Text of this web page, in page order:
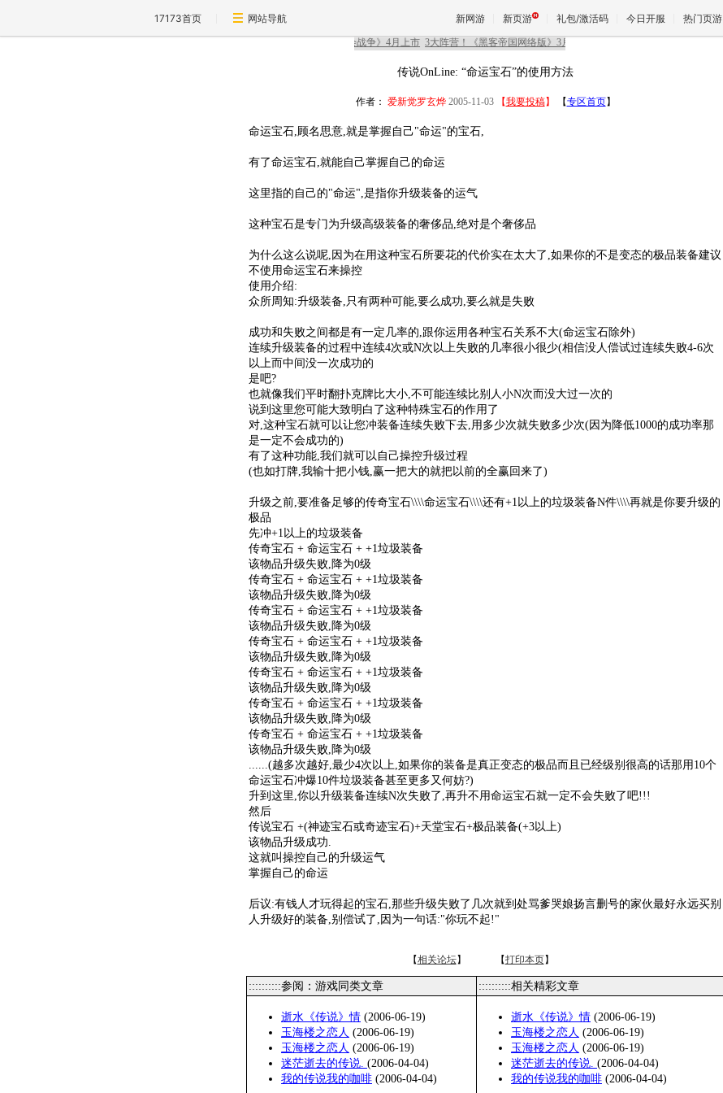
17173首页 网站导航 新网游 新页游 礼包/激活码 今日开服 热门页游
传说OnLine: “命运宝石”的使用方法
作者： 爱新觉罗玄烨 2005-11-03 【我要投稿】 【专区首页】
命运宝石,顾名思意,就是掌握自己"命运"的宝石,
有了命运宝石,就能自己掌握自己的命运
这里指的自己的"命运",是指你升级装备的运气
这种宝石是专门为升级高级装备的奢侈品,绝对是个奢侈品
为什么这么说呢,因为在用这种宝石所要花的代价实在太大了,如果你的不是变态的极品装备建议
不使用命运宝石来操控
使用介绍:
众所周知:升级装备,只有两种可能,要么成功,要么就是失败
成功和失败之间都是有一定几率的,跟你运用各种宝石关系不大(命运宝石除外)
连续升级装备的过程中连续4次或N次以上失败的几率很小很少(相信没人偿试过连续失败4-6次
以上而中间没一次成功的
是吧?
也就像我们平时翻扑克牌比大小,不可能连续比别人小N次而没大过一次的
说到这里您可能大致明白了这种特殊宝石的作用了
对,这种宝石就可以让您冲装备连续失败下去,用多少次就失败多少次(因为降低1000的成功率那
是一定不会成功的)
有了这种功能,我们就可以自己操控升级过程
(也如打牌,我输十把小钱,赢一把大的就把以前的全赢回来了)
升级之前,要准备足够的传奇宝石\\\\命运宝石\\\\还有+1以上的垃圾装备N件\\\\再就是你要升级的
极品
先冲+1以上的垃圾装备
传奇宝石 + 命运宝石 + +1垃圾装备
该物品升级失败,降为0级
传奇宝石 + 命运宝石 + +1垃圾装备
该物品升级失败,降为0级
传奇宝石 + 命运宝石 + +1垃圾装备
该物品升级失败,降为0级
传奇宝石 + 命运宝石 + +1垃圾装备
该物品升级失败,降为0级
传奇宝石 + 命运宝石 + +1垃圾装备
该物品升级失败,降为0级
传奇宝石 + 命运宝石 + +1垃圾装备
该物品升级失败,降为0级
传奇宝石 + 命运宝石 + +1垃圾装备
该物品升级失败,降为0级
......(越多次越好,最少4次以上,如果你的装备是真正变态的极品而且已经级别很高的话那用10个
命运宝石冲爆10件垃圾装备甚至更多又何妨?)
升到这里,你以升级装备连续N次失败了,再升不用命运宝石就一定不会失败了吧!!!
然后
传说宝石 +(神迹宝石或奇迹宝石)+天堂宝石+极品装备(+3以上)
该物品升级成功.
这就叫操控自己的升级运气
掌握自己的命运
后议:有钱人才玩得起的宝石,那些升级失败了几次就到处骂爹哭娘扬言删号的家伙最好永远买别
人升级好的装备,别偿试了,因为一句话:"你玩不起!"
【相关论坛】 【打印本页】
::::::::::参阅：游戏同类文章 ::::::::::相关精彩文章
逝水《传说》情 (2006-06-19)
玉海楼之恋人 (2006-06-19)
玉海楼之恋人 (2006-06-19)
迷茫逝去的传说. (2006-04-04)
我的传说我的咖啡 (2006-04-04)
逝水《传说》情 (2006-06-19)
玉海楼之恋人 (2006-06-19)
玉海楼之恋人 (2006-06-19)
迷茫逝去的传说. (2006-04-04)
我的传说我的咖啡 (2006-04-04)